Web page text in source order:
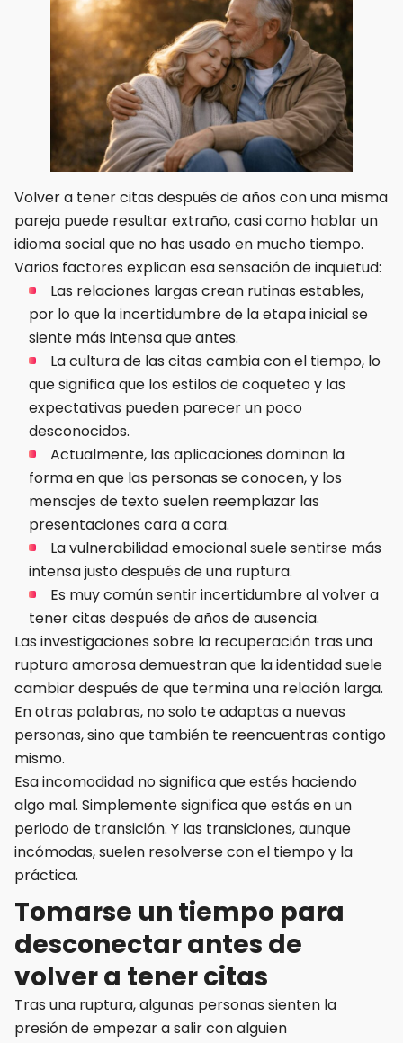
Volver a tener citas después de años con una misma
pareja puede resultar extraño, casi como hablar un
idioma social que no has usado en mucho tiempo.
Varios factores explican esa sensación de inquietud:
Las relaciones largas crean rutinas estables,
por lo que la incertidumbre de la etapa inicial se
siente más intensa que antes.
La cultura de las citas cambia con el tiempo, lo
que significa que los estilos de coqueteo y las
expectativas pueden parecer un poco
desconocidos.
Actualmente, las aplicaciones dominan la
forma en que las personas se conocen, y los
mensajes de texto suelen reemplazar las
presentaciones cara a cara.
La vulnerabilidad emocional suele sentirse más
intensa justo después de una ruptura.
Es muy común sentir incertidumbre al volver a
tener citas después de años de ausencia.
Las investigaciones sobre la recuperación tras una
ruptura amorosa demuestran que la identidad suele
cambiar después de que termina una relación larga.
En otras palabras, no solo te adaptas a nuevas
personas, sino que también te reencuentras contigo
mismo.
Esa incomodidad no significa que estés haciendo
algo mal. Simplemente significa que estás en un
periodo de transición. Y las transiciones, aunque
incómodas, suelen resolverse con el tiempo y la
práctica.
Tomarse un tiempo para
desconectar antes de
volver a tener citas
Tras una ruptura, algunas personas sienten la
presión de empezar a salir con alguien